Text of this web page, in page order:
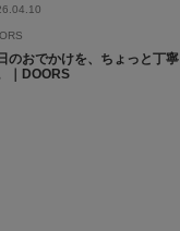
のおでかけを、ちょっと丁寧
｜DOORS